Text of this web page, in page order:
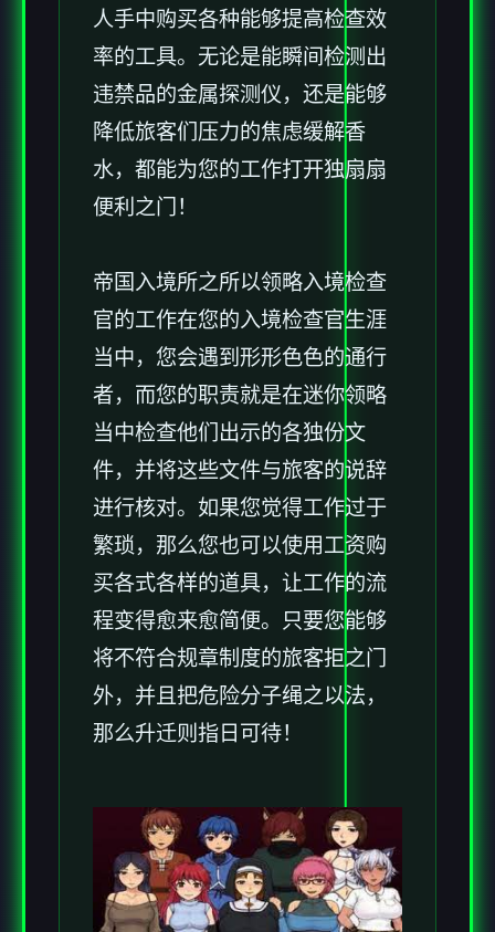
人手中购买各种能够提高检查效
率的工具。无论是能瞬间检测出
违禁品的金属探测仪，还是能够
降低旅客们压力的焦虑缓解香
水，都能为您的工作打开独扇扇
便利之门！
帝国入境所之所以领略入境检查
官的工作在您的入境检查官生涯
当中，您会遇到形形色色的通行
者，而您的职责就是在迷你领略
当中检查他们出示的各独份文
件，并将这些文件与旅客的说辞
进行核对。如果您觉得工作过于
繁琐，那么您也可以使用工资购
买各式各样的道具，让工作的流
程变得愈来愈简便。只要您能够
将不符合规章制度的旅客拒之门
外，并且把危险分子绳之以法，
那么升迁则指日可待！